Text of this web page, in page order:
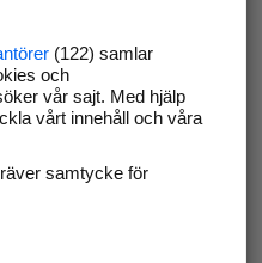
syns bättre mot
kostnadsfritt.
omdömen
(122) samlar
och
vår sajt. Med hjälp
vårt innehåll och våra
samtycke för